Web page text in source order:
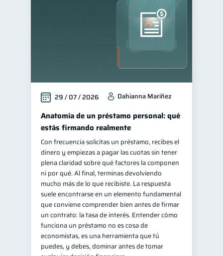
Retiro 1
31
Finanzas para jóvenes 30
Control de deudas 30
Finanzas familiares 25
Inclusión financiera 22
Bienestar financiero 22
Finanzas para mujeres 20
Organización Financiera 10
Deudas 10 Préstamos 8
Ahorro Consejos
Tarjeta de crédito 6
Historial crediticio
29 / 07 / 2026 Dahianna Maríñez
Anatomía de un préstamo personal: qué
estás firmando realmente
Con frecuencia solicitas un préstamo, recibes el
dinero y empiezas a pagar las cuotas sin tener
plena claridad sobre qué factores la componen
ni por qué. Al final, terminas devolviendo
mucho más de lo que recibiste. La respuesta
suele encontrarse en un elemento fundamental
que conviene comprender bien antes de firmar
un contrato: la tasa de interés. Entender cómo
funciona un préstamo no es cosa de
economistas, es una herramienta que tú
puedes, y debes, dominar antes de tomar